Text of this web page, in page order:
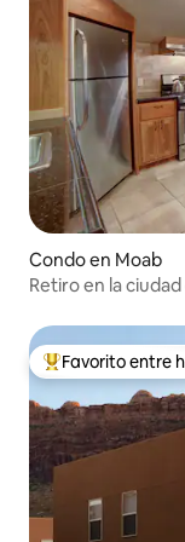
Condo en Moab
Retiro en la
Favorito entre
Favorito entre